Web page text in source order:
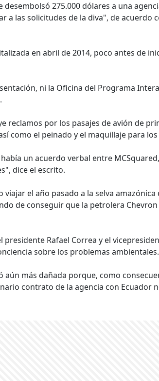
275.000 dólares a una
a las solicitudes de la diva", de acuerdo
en abril de 2014, poco antes de
ni la Oficina del Programa
reclamos por los pasajes de avión de
como el peinado y el maquillaje para
un acuerdo verbal entre
dice el escrito.
viajar el año pasado a la selva
de conseguir que la petrolera
presidente Rafael Correa y el
sobre los problemas ambientales.
aún más dañada porque, como
contrato de la agencia con Ecuador